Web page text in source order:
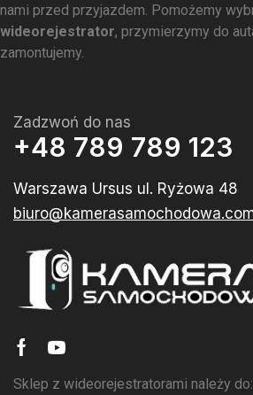
nami przed przyjazdem. Pomożemy
wideorejestrator, przymierzymy do
zamontujemy.
Zadzwoń do nas
+48 789 789 123
Warszawa Ursus ul. Ryżowa 48
Sklep z wideorejestratorami należy do: